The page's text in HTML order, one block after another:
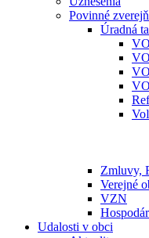
Povinné
Úradná
Zmluvy,
Verejné
VZN
Udalosti v obci